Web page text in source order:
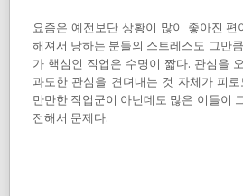
요즘은 예전보단 상황이 많이 좋아진
해져서 당하는 분들의 스트레스도 그만
가 핵심인 직업은 수명이 짧다. 관심을
과도한 관심을 견뎌내는 것 자체가 피
만만한 직업군이 아닌데도 많은 이들이
전해서 문제다.